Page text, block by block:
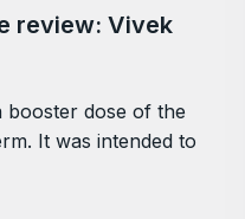
review: Vivek
booster dose of the
It was intended to